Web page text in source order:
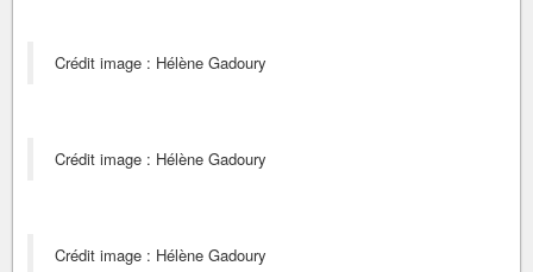
Crédit image : Hélène Gadoury
Crédit image : Hélène Gadoury
Crédit image : Hélène Gadoury